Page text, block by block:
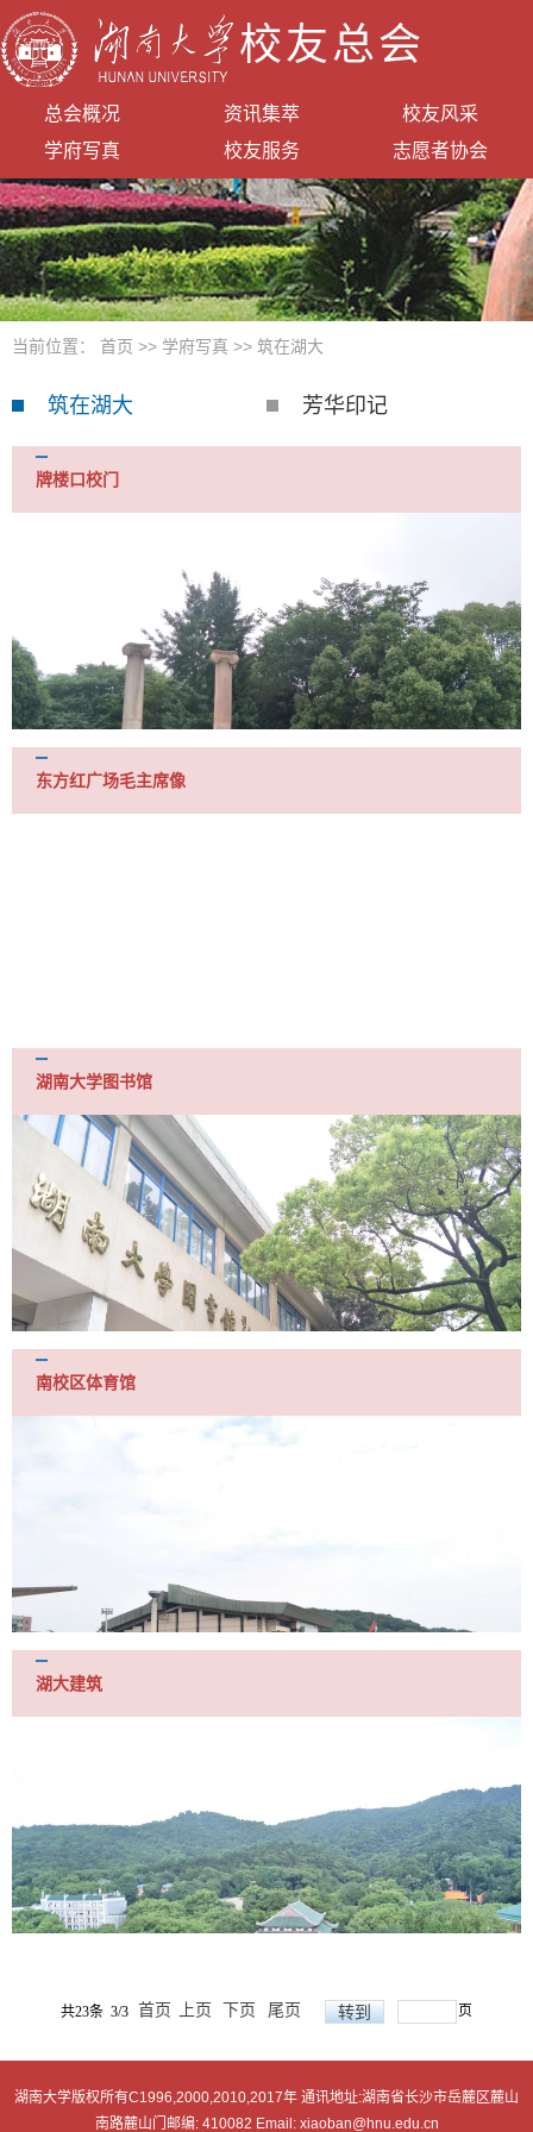
校友总会
总会概况 资讯集萃
校友风采
学府写真
校友服务 志愿者协会
当前位置： 首页 >> 学府写真 >> 筑在湖大
筑在湖大 芳华印记
牌楼口校门
东方红广场毛主席像
湖南大学图书馆
南校区体育馆
湖大建筑
共23条 3/3 首页 上页 下页 尾页 页
湖南大学版权所有C1996,2000,2010,2017年 通讯地址:湖南省长沙市岳麓区麓山
南路麓山门邮编: 410082 Email: xiaoban@hnu.edu.cn